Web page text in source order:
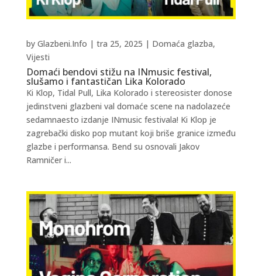
Domaći bendovi stižu na INmusic festival,
slušamo i fantastičan Lika Kolorado
by Glazbeni.Info | tra 25, 2025 | Domaća glazba,
Vijesti
Ki Klop, Tidal Pull, Lika Kolorado i stereosister donose
jedinstveni glazbeni val domaće scene na nadolazeće
sedamnaesto izdanje INmusic festivala! Ki Klop je
zagrebački disko pop mutant koji briše granice između
glazbe i performansa. Bend su osnovali Jakov
Ramničer i...